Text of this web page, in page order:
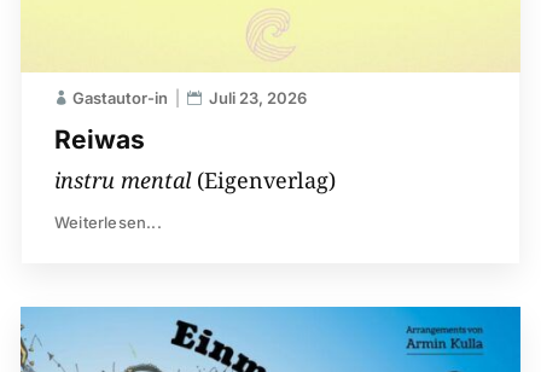
Reiwas
Gastautor-in Juli 23, 2026
instru mental(Eigenverlag)
Weiterlesen...